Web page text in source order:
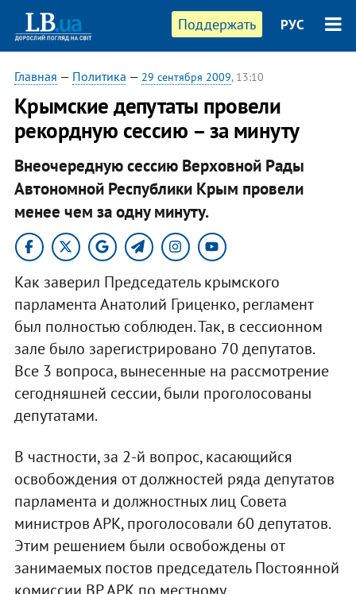
Поддержать РУС
Главная — Политика — 29 сентября 2009, 13:10
Крымские депутаты провели
рекордную сессию – за минуту
Внеочередную сессию Верховной Рады
Автономной Республики Крым провели
менее чем за одну минуту.
Как заверил Председатель крымского
парламента Анатолий Гриценко, регламент
был полностью соблюден. Так, в сессионном
зале было зарегистрировано 70 депутатов.
Все 3 вопроса, вынесенные на рассмотрение
сегодняшней сессии, были проголосованы
депутатами.
В частности, за 2-й вопрос, касающийся
освобождения от должностей ряда депутатов
парламента и должностных лиц Совета
министров АРК, проголосовали 60 депутатов.
Этим решением были освобождены от
занимаемых постов председатель Постоянной
комиссии ВР АРК по местному